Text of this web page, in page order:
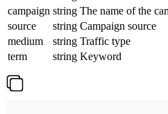
campaign string The name of the
source
string Campaign source
medium
string Traffic type
term
string Keyword